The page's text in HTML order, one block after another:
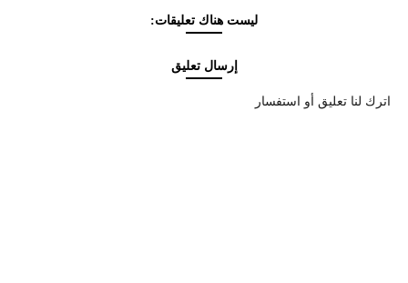
ليست هناك تعليقات:
إرسال تعليق
اترك لنا تعليق أو استفسار